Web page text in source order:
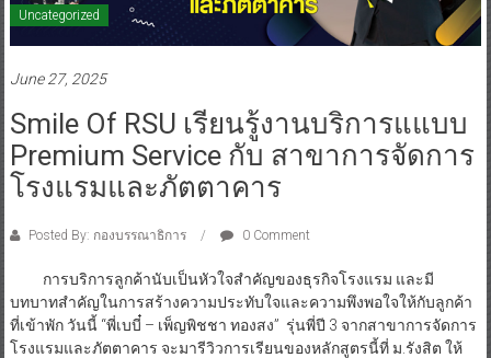
Uncategorized
June 27, 2025
Smile Of RSU เรียนรู้งานบริการแแบบ
Premium Service กับ สาขาการจัดการ
โรงแรมและภัตตาคาร
Posted By: กองบรรณาธิการ 0 Comment
การบริการลูกค้านับเป็นหัวใจสำคัญของธุรกิจโรงแรม และมี
บทบาทสำคัญในการสร้างความประทับใจและความพึงพอใจให้กับลูกค้า
ที่เข้าพัก วันนี้ “พี่เบบี๋ – เพ็ญพิชชา ทองสง” รุ่นพี่ปี 3 จากสาขาการจัดการ
โรงแรมและภัตตาคาร จะมารีวิวการเรียนของหลักสูตรนี้ที่ ม.รังสิต ให้